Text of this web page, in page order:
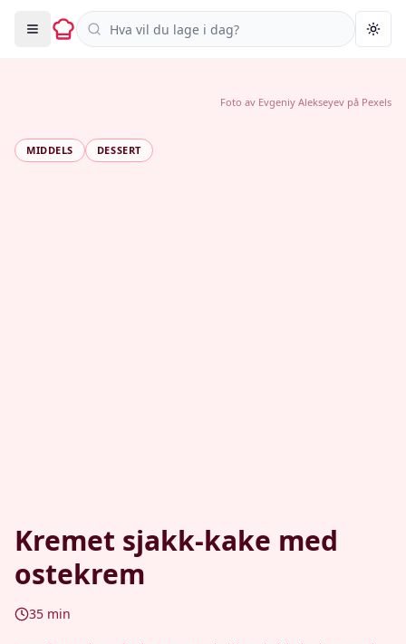
Søk i oppskrifter
MIDDELS DESSERT
Kremet sjakk-kake med
ostekrem
35 min
Foto av Evgeniy Alekseyev på Pexels